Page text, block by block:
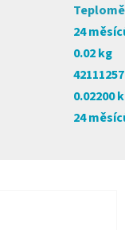
24
0.02 kg
0.02200
24